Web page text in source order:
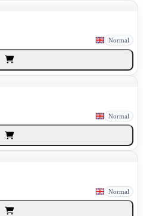
Normal
Normal
Normal